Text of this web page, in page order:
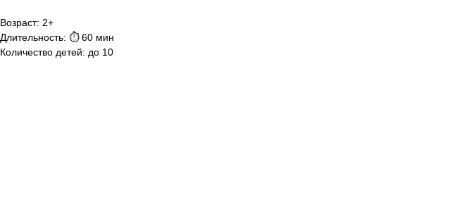
Возраст: 2+
Длительность: ⏱ 60 мин
Количество детей: до 10